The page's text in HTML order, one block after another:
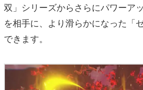
双」シリーズからさらにパワーア
を相手に、より滑らかになった「
できます。